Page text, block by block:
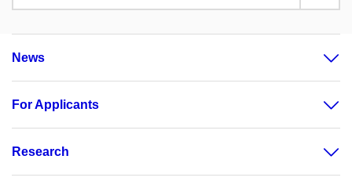
News
For Applicants
Research